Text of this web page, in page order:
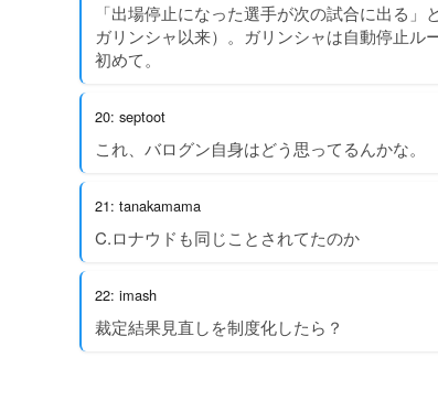
「出場停止になった選手が次の試合に出る
ガリンシャ以来）。ガリンシャは自動停止
初めて。
20: septoot
これ、バログン自身はどう思ってるんかな。
21: tanakamama
C.ロナウドも同じことされてたのか
22: imash
裁定結果見直しを制度化したら？